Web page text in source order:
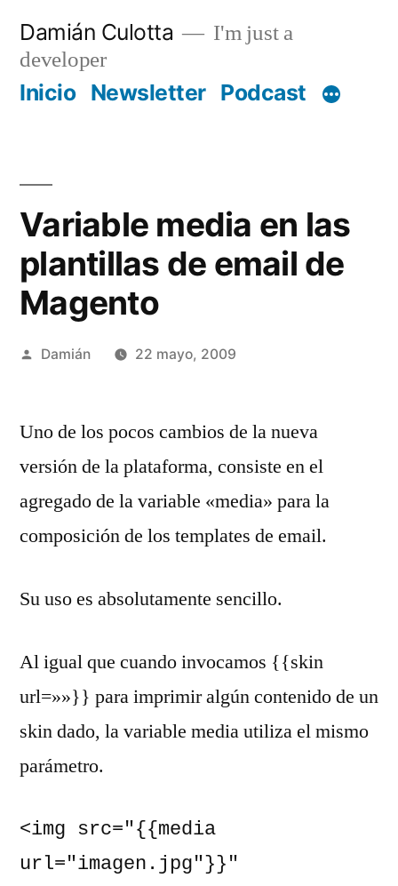
contenido
Damián Culotta
I'm just a
developer
Inicio Newsletter Podcast
Variable media en las
plantillas de email de
Magento
Publicado
Damián 22 mayo, 2009
Uno de los pocos cambios de la nueva
versión de la plataforma, consiste en el
agregado de la variable «media» para la
composición de los templates de email.
Su uso es absolutamente sencillo.
Al igual que cuando invocamos {{skin
url=»»}} para imprimir algún contenido de un
skin dado, la variable media utiliza el mismo
parámetro.
<img src="{{media
url="imagen.jpg"}}"